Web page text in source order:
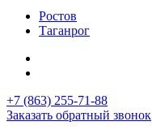
Ростов
Таганрог
+7 (863) 255-71-88
Заказать обратный звонок